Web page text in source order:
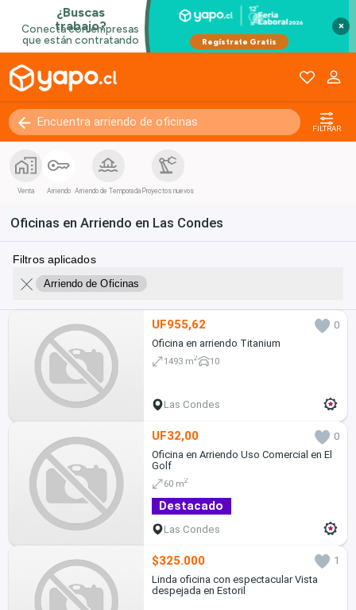
×
FILTRAR
Venta Arriendo Arriendo de Temporada Proyectos nuevos
Oficinas en Arriendo en Las Condes
Filtros aplicados
Arriendo de Oficinas
UF955,62
0
Oficina en arriendo Titanium
1493 m2 10
Las Condes
UF32,00
0
Oficina en Arriendo Uso Comercial en El
Golf
60 m2
Destacado
Las Condes
$325.000
1
Linda oficina con espectacular Vista
despejada en Estoril